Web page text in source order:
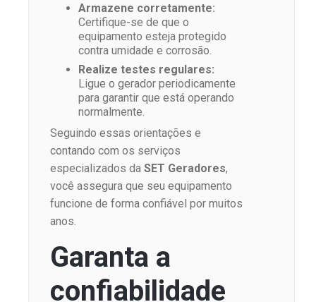
Armazene corretamente:
Certifique-se de que o
equipamento esteja protegido
contra umidade e corrosão.
Realize testes regulares:
Ligue o gerador periodicamente
para garantir que está operando
normalmente.
Seguindo essas orientações e
contando com os serviços
especializados da SET Geradores,
você assegura que seu equipamento
funcione de forma confiável por muitos
anos.
Garanta a
confiabilidade